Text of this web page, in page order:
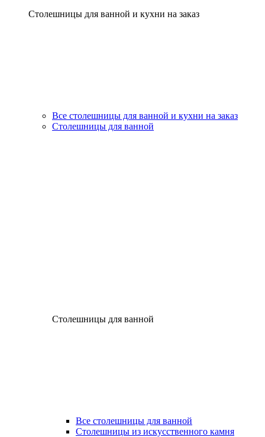
Столешницы для ванной и кухни на заказ
Все столешницы для ванной и кухни на заказ
Столешницы для ванной
Столешницы для ванной
Все столешницы для ванной
Столешницы из искусственного камня